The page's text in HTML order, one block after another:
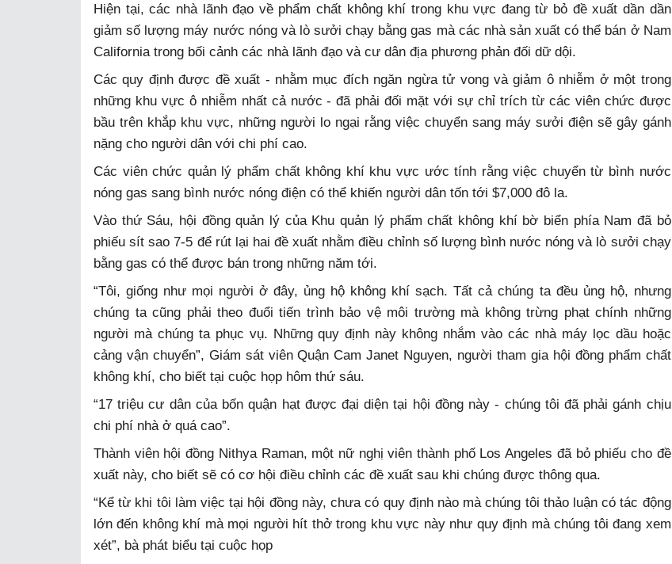
Hiện tại, các nhà lãnh đạo về phẩm chất không khí trong khu vực đang từ bỏ đề xuất dần dần
giảm số lượng máy nước nóng và lò sưởi chạy bằng gas mà các nhà sản xuất có thể bán ở Nam
California trong bối cảnh các nhà lãnh đạo và cư dân địa phương phản đối dữ dội.
Các quy định được đề xuất - nhằm mục đích ngăn ngừa tử vong và giảm ô nhiễm ở một trong
những khu vực ô nhiễm nhất cả nước - đã phải đối mặt với sự chỉ trích từ các viên chức được
bầu trên khắp khu vực, những người lo ngại rằng việc chuyển sang máy sưởi điện sẽ gây gánh
nặng cho người dân với chi phí cao.
Các viên chức quản lý phẩm chất không khí khu vực ước tính rằng việc chuyển từ bình nước
nóng gas sang bình nước nóng điện có thể khiến người dân tốn tới $7,000 đô la.
Vào thứ Sáu, hội đồng quản lý của Khu quản lý phẩm chất không khí bờ biển phía Nam đã bỏ
phiếu sít sao 7-5 để rút lại hai đề xuất nhằm điều chỉnh số lượng bình nước nóng và lò sưởi chạy
bằng gas có thể được bán trong những năm tới.
“Tôi, giống như mọi người ở đây, ủng hộ không khí sạch. Tất cả chúng ta đều ủng hộ, nhưng
chúng ta cũng phải theo đuổi tiến trình bảo vệ môi trường mà không trừng phạt chính những
người mà chúng ta phục vụ. Những quy định này không nhắm vào các nhà máy lọc dầu hoặc
cảng vận chuyển”, Giám sát viên Quận Cam Janet Nguyen, người tham gia hội đồng phẩm chất
không khí, cho biết tại cuộc họp hôm thứ sáu.
“17 triệu cư dân của bốn quận hạt được đại diện tại hội đồng này - chúng tôi đã phải gánh chịu
chi phí nhà ở quá cao”.
Thành viên hội đồng Nithya Raman, một nữ nghị viên thành phố Los Angeles đã bỏ phiếu cho đề
xuất này, cho biết sẽ có cơ hội điều chỉnh các đề xuất sau khi chúng được thông qua.
“Kể từ khi tôi làm việc tại hội đồng này, chưa có quy định nào mà chúng tôi thảo luận có tác động
lớn đến không khí mà mọi người hít thở trong khu vực này như quy định mà chúng tôi đang xem
xét”, bà phát biểu tại cuộc họp